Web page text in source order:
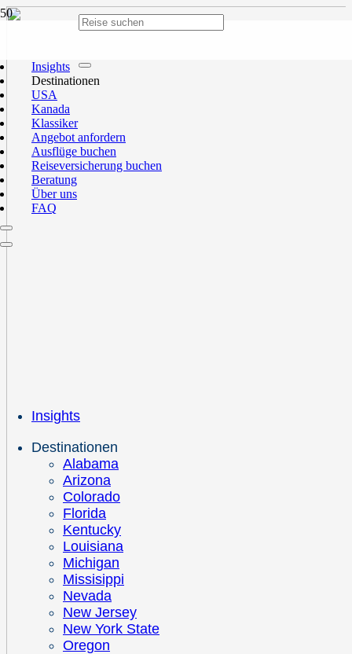
Insights
Destinationen
USA
Kanada
Klassiker
Angebot anfordern
Ausflüge buchen
Reiseversicherung buchen
Beratung
Über uns
FAQ
Insights
Destinationen
Alabama
Arizona
Colorado
Florida
Kentucky
Louisiana
Michigan
Missisippi
Nevada
New Jersey
New York State
Oregon